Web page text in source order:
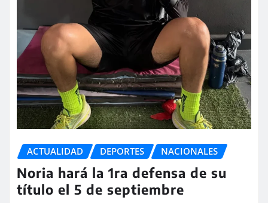
ACTUALIDAD DEPORTES NACIONALES
Noria hará la 1ra defensa de su
título el 5 de septiembre